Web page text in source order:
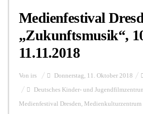
Medienfestival
„Zukunftsmusik“,
11.11.2018
Von irs Donnerstag, 11. Oktober 2018
Deutsches Kinder- und
Medienfestival Dresden, Medienkulturzentrum